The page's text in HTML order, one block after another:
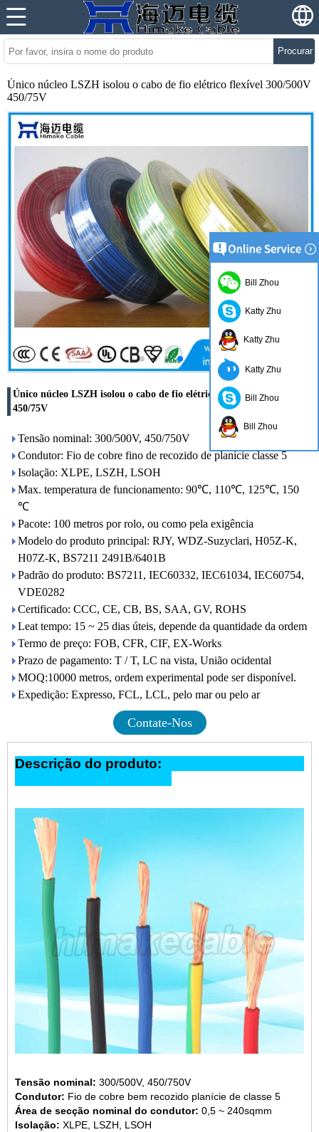
Procurar
Único núcleo LSZH isolou o cabo de fio elétrico flexível 300/500V
450/75V
Único núcleo LSZH isolou o cabo de fio elétrico flexível 300/500V
450/75V
Tensão nominal: 300/500V, 450/750V
Condutor: Fio de cobre fino de recozido de planície classe 5
Isolação: XLPE, LSZH, LSOH
Max. temperatura de funcionamento: 90℃, 110℃, 125℃, 150
℃
Pacote: 100 metros por rolo, ou como pela exigência
Modelo do produto principal: RJY, WDZ-Suzyclari, H05Z-K,
H07Z-K, BS7211 2491B/6401B
Padrão do produto: BS7211, IEC60332, IEC61034, IEC60754,
VDE0282
Certificado: CCC, CE, CB, BS, SAA, GV, ROHS
Leat tempo: 15 ~ 25 dias úteis, depende da quantidade da ordem
Termo de preço: FOB, CFR, CIF, EX-Works
Prazo de pagamento: T / T, LC na vista, União ocidental
MOQ:10000 metros, ordem experimental pode ser disponível.
Expedição: Expresso, FCL, LCL, pelo mar ou pelo ar
Contate-Nos
Descrição do produto:
Tensão nominal: 300/500V, 450/750V
Condutor: Fio de cobre bem recozido planície de classe 5
Área de secção nominal do condutor: 0,5 ~ 240sqmm
Isolação: XLPE, LSZH, LSOH
Bill Zhou
Katty Zhu
Katty Zhu
Katty Zhu
Bill Zhou
Bill Zhou